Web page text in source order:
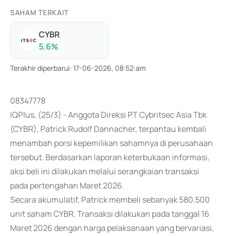
SAHAM TERKAIT
CYBR
5.6%
Terakhir diperbarui: 17-06-2026, 08:52:am
08347778
IQPlus, (25/3) - Anggota Direksi PT Cybritsec Asia Tbk
(CYBR), Patrick Rudolf Dannacher, terpantau kembali
menambah porsi kepemilikan sahamnya di perusahaan
tersebut. Berdasarkan laporan keterbukaan informasi,
aksi beli ini dilakukan melalui serangkaian transaksi
pada pertengahan Maret 2026.
Secara akumulatif, Patrick membeli sebanyak 580.500
unit saham CYBR. Transaksi dilakukan pada tanggal 16
Maret 2026 dengan harga pelaksanaan yang bervariasi,